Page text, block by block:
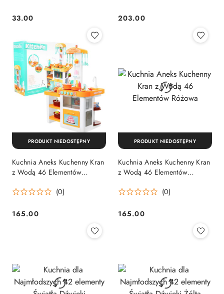
Cena:
33.00 Cena:
203.00
Kuchnia Aneks Kuchenny Kran
z Wodą 46 Elementów
(0)
Cena:
165.00
PRODUKT NIEDOSTĘPNY
Kuchnia Aneks Kuchenny Kran
z Wodą 46 Elementów
(0)
Cena:
165.00
PRODUKT NIEDOSTĘPNY